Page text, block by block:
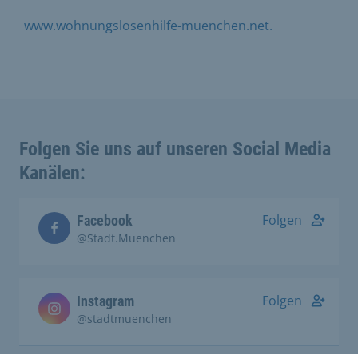
www.wohnungslosenhilfe-muenchen.net.
Folgen Sie uns auf unseren Social Media
Kanälen:
Facebook
@Stadt.Muenchen
Folgen
Instagram
@stadtmuenchen
Folgen